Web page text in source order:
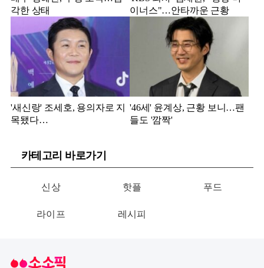
각한 상태
이너스"…안타까운 근황
'새신랑' 조세호, 용의자로 지
목됐다…
'46세' 윤계상, 근황 보니…팬
들도 '깜짝'
카테고리 바로가기
신상 핫플 푸드
라이프 레시피